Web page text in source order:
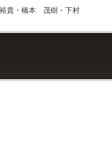
貴・橋本 茂樹・下村